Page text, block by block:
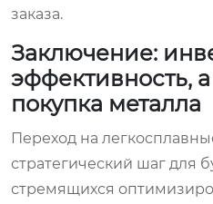
заказа.
Заключение:
эффективность,
покупка металла
Переход на
стратегический шаг для
стремящихся